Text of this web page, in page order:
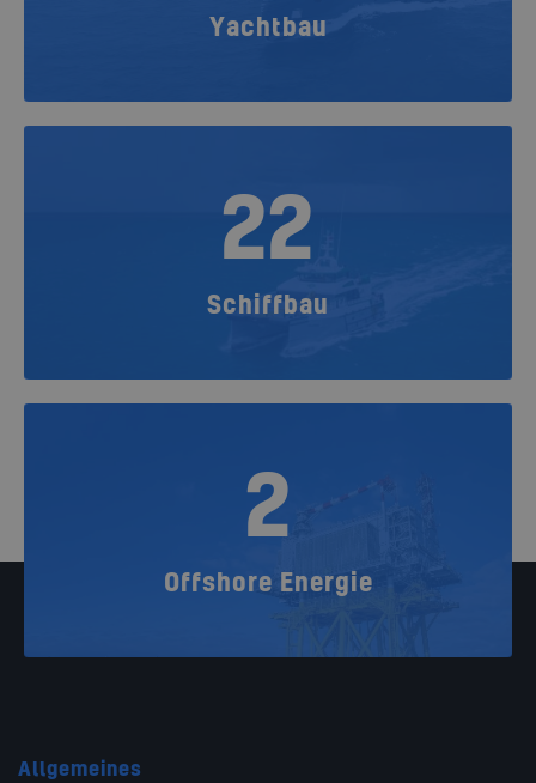
Yachtbau
22
Schiffbau
2
Offshore Energie
Allgemeines